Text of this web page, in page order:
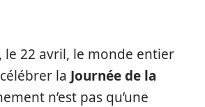
le 22 avril, le monde entier
la Journée de la
n’est pas qu’une